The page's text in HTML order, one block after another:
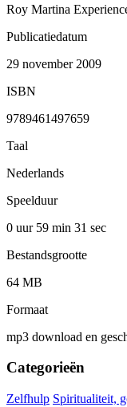
Roy Martina
Publicatiedatum
29 november 2009
ISBN
9789461497659
Taal
Nederlands
Speelduur
0 uur 59 min 31 sec
Bestandsgrootte
64 MB
Formaat
mp3 download en
Categorieën
Zelfhulp Spiritualiteit,